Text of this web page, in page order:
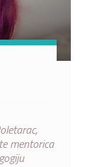
mentorica